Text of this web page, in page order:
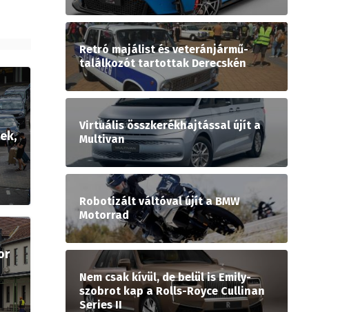
Retró majálist és veteránjármű-
találkozót tartottak Derecskén
Virtuális összkerékhajtással újít a
Multivan
Robotizált váltóval újít a BMW
Motorrad
Nem csak kívül, de belül is Emily-
szobrot kap a Rolls-Royce Cullinan
Series II